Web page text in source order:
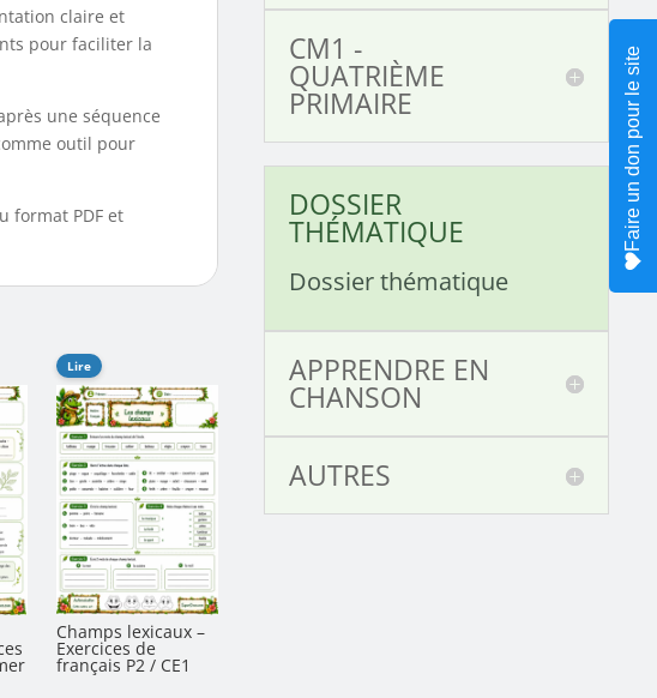
claire et
pour faciliter la
une séquence
outil pour
format PDF et
Lire
Champs lexicaux –
Exercices de
français P2 / CE1
CM1 -
QUATRIÈME
PRIMAIRE
DOSSIER
THÉMATIQUE
Dossier thématique
APPRENDRE EN
CHANSON
AUTRES
Faire un don pour le site